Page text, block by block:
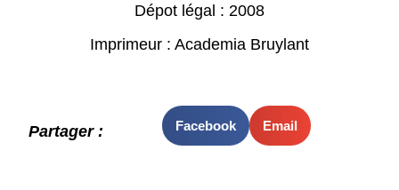
Dépot légal : 2008
Imprimeur : Academia Bruylant
Partager : Facebook Email